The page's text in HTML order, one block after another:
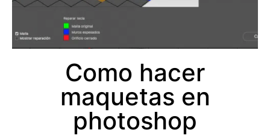
Como hacer
maquetas en
photoshop